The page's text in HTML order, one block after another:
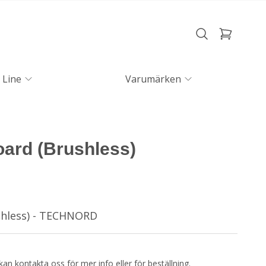
Line Varumärken
(Brushless)
- TECHNORD
kontakta oss för mer info eller för beställning.